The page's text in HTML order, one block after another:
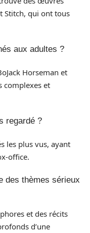
Stitch, qui ont tous
aux adultes ?
Horseman et
complexes et
regardé ?
les plus vus, ayant
office.
des thèmes sérieux
et des récits
d’une